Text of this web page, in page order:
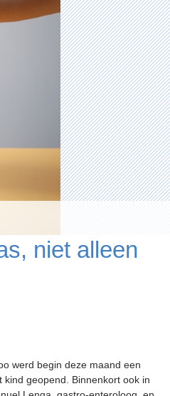
niet alleen
werd begin deze maand een
kind geopend. Binnenkort ook in